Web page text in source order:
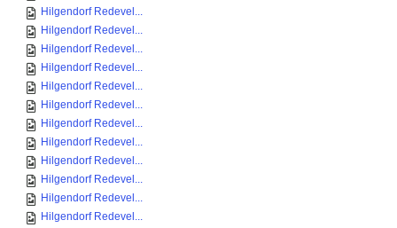
Hilgendorf Redevel...
Hilgendorf Redevel...
Hilgendorf Redevel...
Hilgendorf Redevel...
Hilgendorf Redevel...
Hilgendorf Redevel...
Hilgendorf Redevel...
Hilgendorf Redevel...
Hilgendorf Redevel...
Hilgendorf Redevel...
Hilgendorf Redevel...
Hilgendorf Redevel...